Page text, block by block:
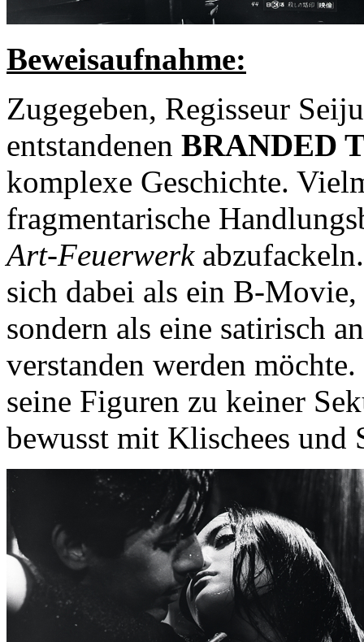
Beweisaufnahme:
Zugegeben, Regisseur
entstandenen BRANDED
komplexe Geschichte.
fragmentarische
Art-Feuerwerk
sich dabei als ein B-
sondern als eine satirisch
verstanden werden
seine Figuren zu keiner
bewusst mit Klischees und